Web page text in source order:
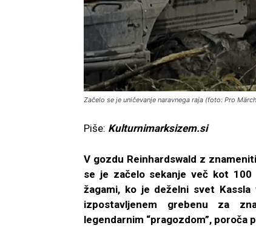
Začelo se je uničevanje naravnega raja (foto: Pro
Piše: Kulturnimarksizem.si
V gozdu Reinhardswald z
se je začelo sekanje več kot
žagami, ko je deželni svet
izpostavljenem grebenu za
legendarnim “pragozdom”, poroča